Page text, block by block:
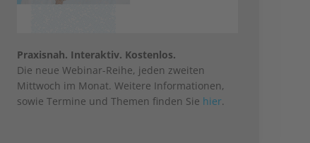
Praxisnah. Interaktiv. Kostenlos.
Die neue Webinar-Reihe, jeden zweiten
Mittwoch im Monat. Weitere Informationen,
sowie Termine und Themen finden Sie hier.